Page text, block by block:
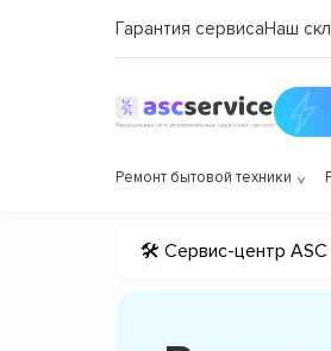
Гарантия сервисаНаш
Ремонт бытовой техники
🛠 Сервис-центр ASC